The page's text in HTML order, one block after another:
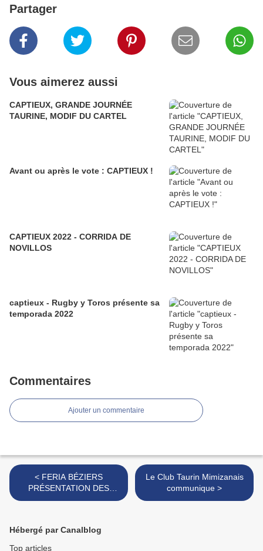
Partager
Vous aimerez aussi
CAPTIEUX, GRANDE JOURNÉE
TAURINE, MODIF DU CARTEL
Avant ou après le vote : CAPTIEUX !
CAPTIEUX 2022 - CORRIDA DE
NOVILLOS
captieux - Rugby y Toros présente sa
temporada 2022
Commentaires
Ajouter un commentaire
< FERIA BÉZIERS
PRÉSENTATION DES
CARTELS 2022 MARDI 12
Le Club Taurin Mimizanais
communique >
Hébergé par Canalblog
Top articles